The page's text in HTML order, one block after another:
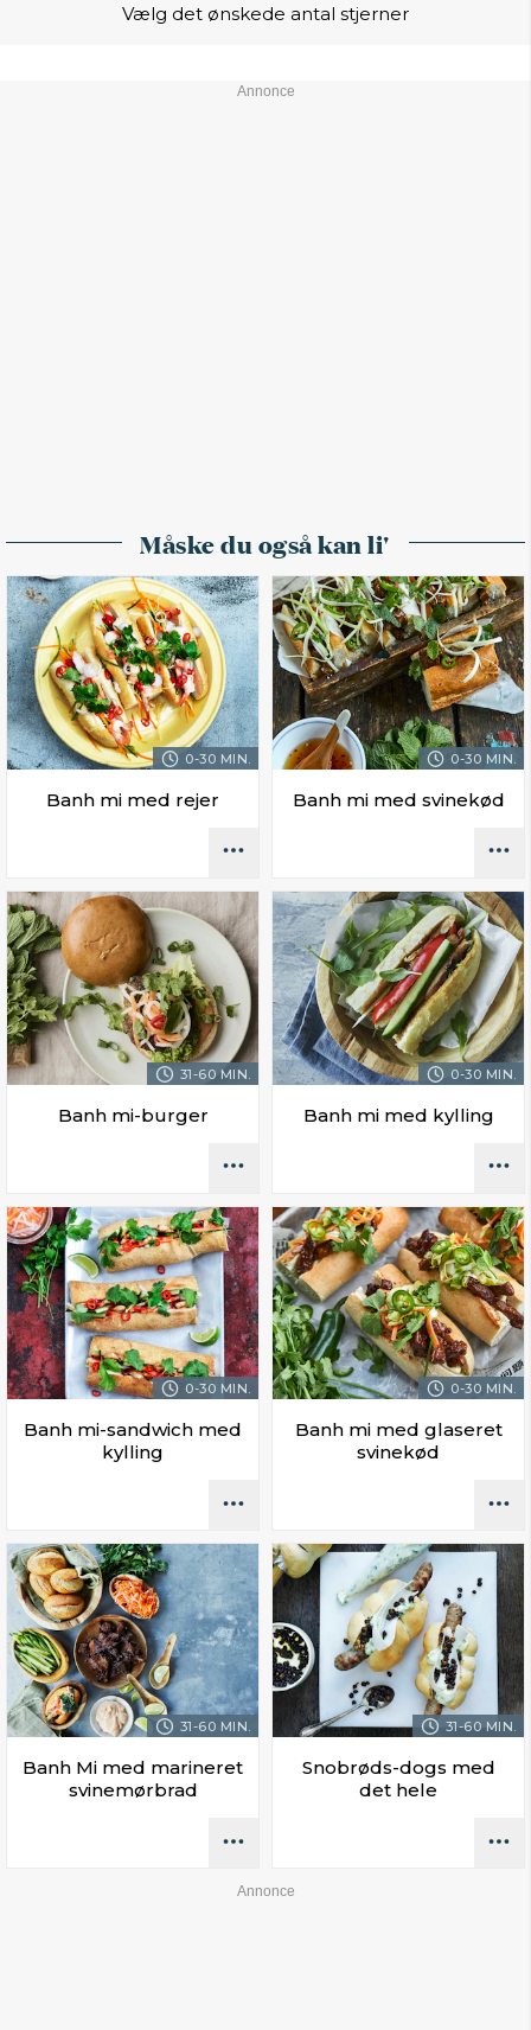
Vælg det ønskede antal stjerner
Måske du også kan li'
0-30 MIN.
Banh mi med rejer
0-30 MIN.
Banh mi med svinekød
31-60 MIN.
Banh mi-burger
0-30 MIN.
Banh mi med kylling
0-30 MIN.
Banh mi-sandwich med
kylling
0-30 MIN.
Banh mi med glaseret
svinekød
31-60 MIN.
Banh Mi med marineret
svinemørbrad
31-60 MIN.
Snobrøds-dogs med
det hele